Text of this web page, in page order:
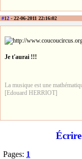
#12 - 22-06-2011 22:16:02
Je t'aurai !!!
La musique est une
[Edouard HERRIOT]
Pages: 1